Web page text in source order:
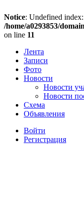
Notice: Undefined
/home/a0293853/
on line 11
Лента
Записи
Фото
Новости
Новости
Новости
Схема
Объявления
Войти
Регистрация